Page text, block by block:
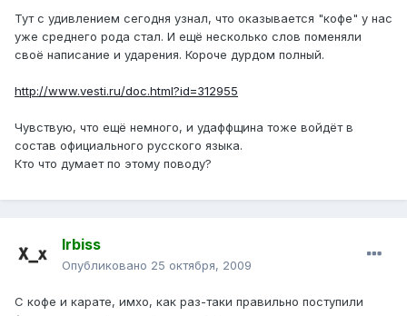
Тут с удивлением сегодня узнал, что оказывается "кофе" у нас
уже среднего рода стал. И ещё несколько слов поменяли
своё написание и ударения. Короче дурдом полный.
http://www.vesti.ru/doc.html?id=312955
Чувствую, что ещё немного, и удаффщина тоже войдёт в
состав официального русского языка.
Кто что думает по этому поводу?
Irbiss
Опубликовано 25 октября, 2009
С кофе и карате, имхо, как раз-таки правильно поступили